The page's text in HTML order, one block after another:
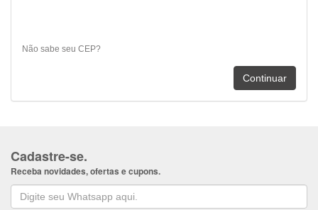
Não sabe seu CEP?
Cadastre-se.
Receba novidades, ofertas e cupons.